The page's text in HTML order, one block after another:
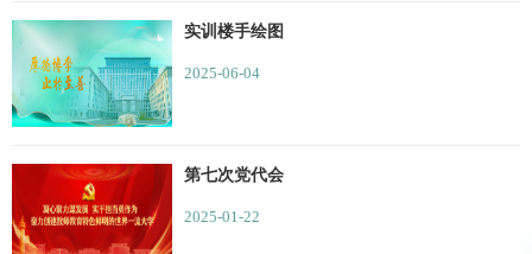
实训楼手绘图
2025-06-04
第七次党代会
2025-01-22